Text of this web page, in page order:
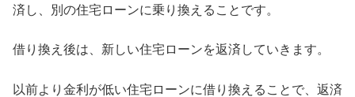
済し、別の住宅ローンに乗り換えることです。
借り換え後は、新しい住宅ローンを返済していきます。
以前より金利が低い住宅ローンに借り換えることで、返済